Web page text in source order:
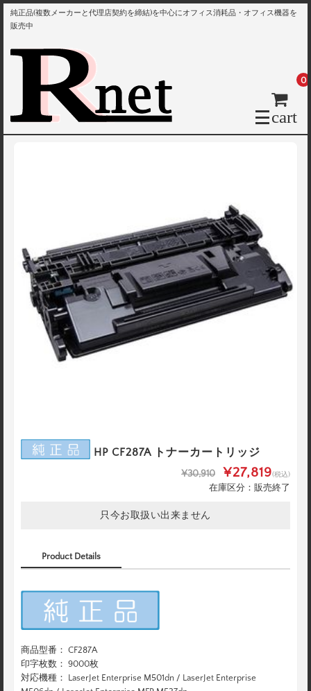
純正品(複数メーカーと代理店契約を締結)を中心にオフィス消耗品・オフィス機器を
販売中
cart
0
HP CF287A トナーカートリッジ
¥30,910 ¥27,819(税込)
在庫区分：販売終了
只今お取扱い出来ません
Product Details
商品型番： CF287A
印字枚数： 9000枚
対応機種： LaserJet Enterprise M501dn / LaserJet Enterprise